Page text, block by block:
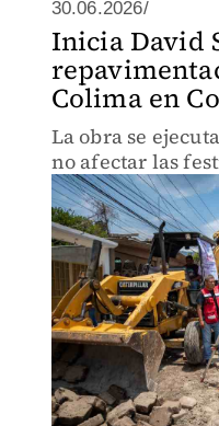
30.06.2026/
Inicia David
Colima en
La obra se
no afectar las